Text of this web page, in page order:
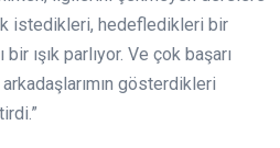
istedikleri, hedefledikleri bir
ışık parlıyor. Ve çok başarı
gösterdikleri